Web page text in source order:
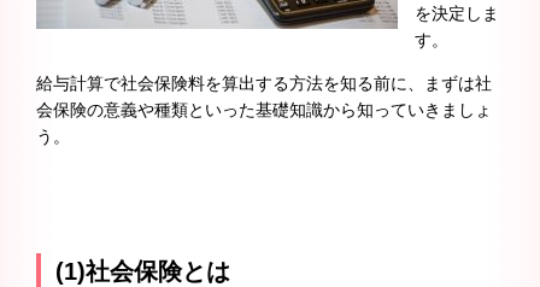
を決定しま
す。
給与計算で社会保険料を算出する方法を知る前に、まずは社
会保険の意義や種類といった基礎知識から知っていきましょ
う。
(1)社会保険とは